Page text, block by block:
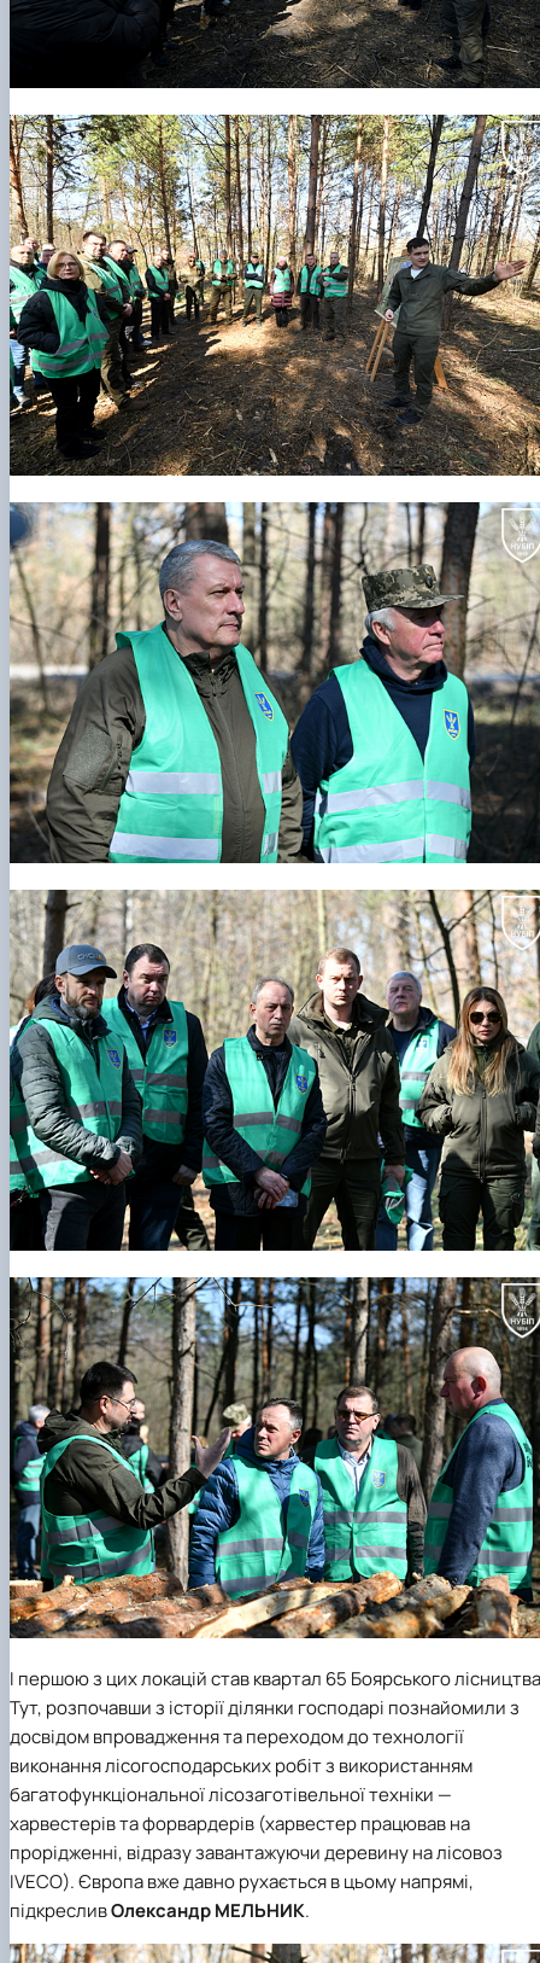
І першою з цих локацій став квартал 65 Боярського
Тут, розпочавши з історії ділянки господарі познайомили з
досвідом впровадження та переходом до технології
виконання лісогосподарських робіт з використанням
багатофункціональної лісозаготівельної техніки —
харвестерів та форвардерів (харвестер працював на
прорідженні, відразу завантажуючи деревину на лісовоз
IVEСO). Європа вже давно рухається в цьому напрямі,
підкресливОлександр МЕЛЬНИК.